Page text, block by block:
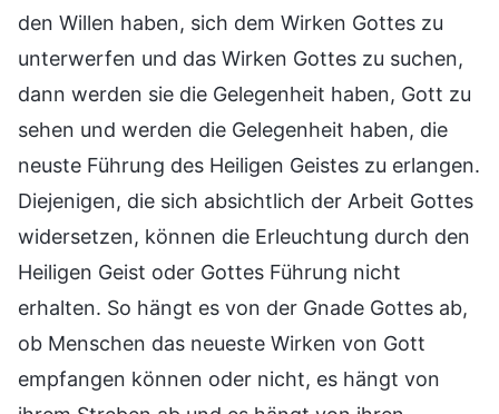
den Willen haben, sich dem Wirken Gottes zu
unterwerfen und das Wirken Gottes zu suchen,
dann werden sie die Gelegenheit haben, Gott zu
sehen und werden die Gelegenheit haben, die
neuste Führung des Heiligen Geistes zu erlangen.
Diejenigen, die sich absichtlich der Arbeit Gottes
widersetzen, können die Erleuchtung durch den
Heiligen Geist oder Gottes Führung nicht
erhalten. So hängt es von der Gnade Gottes ab,
ob Menschen das neueste Wirken von Gott
empfangen können oder nicht, es hängt von